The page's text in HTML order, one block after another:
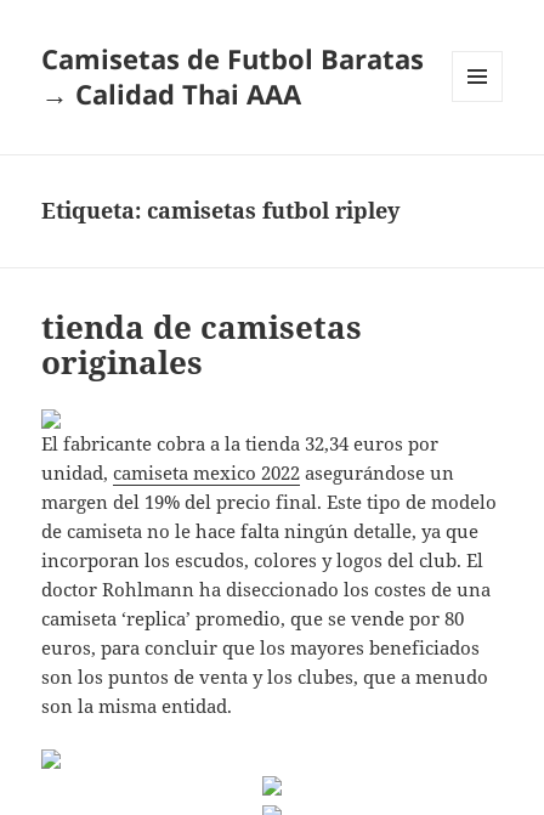
Camisetas de Futbol Baratas
→ Calidad Thai AAA
Etiqueta:camisetas futbol ripley
tienda de camisetas
originales
El fabricante cobra a la tienda 32,34 euros por
unidad,camiseta mexico 2022 asegurándose un
margen del 19% del precio final. Este tipo de modelo
de camiseta no le hace falta ningún detalle, ya que
incorporan los escudos, colores y logos del club. El
doctor Rohlmann ha diseccionado los costes de una
camiseta ‘replica’ promedio, que se vende por 80
euros, para concluir que los mayores beneficiados
son los puntos de venta y los clubes, que a menudo
son la misma entidad.